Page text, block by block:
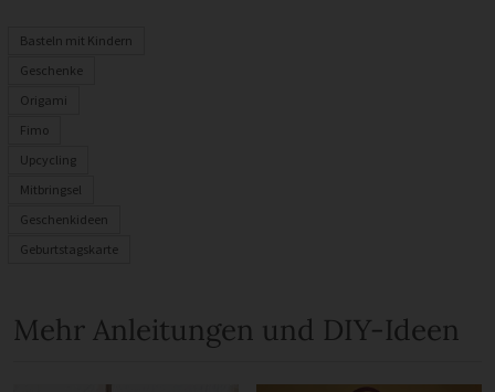
Basteln mit Kindern
Geschenke
Origami
Fimo
Upcycling
Mitbringsel
Geschenkideen
Geburtstagskarte
Mehr Anleitungen und DIY-Ideen